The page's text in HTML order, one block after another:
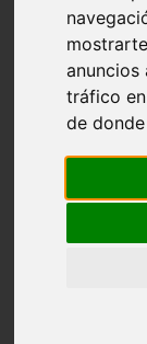
anuncios
tráfico
de
protagonistas
abandono
adopci n
ferias
snacks
iberzoo